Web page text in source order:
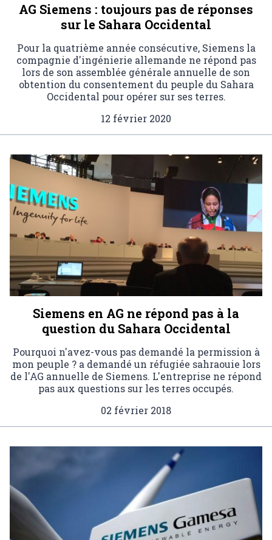
AG Siemens : toujours pas de réponses
sur le Sahara Occidental
Pour la quatrième année consécutive, Siemens la
compagnie d'ingénierie allemande ne répond pas
lors de son assemblée générale annuelle de son
obtention du consentement du peuple du Sahara
Occidental pour opérer sur ses terres.
12 février 2020
Siemens en AG ne répond pas à la
question du Sahara Occidental
Pourquoi n'avez-vous pas demandé la permission à
mon peuple ? a demandé un réfugiée sahraouie lors
de l'AG annuelle de Siemens. L'entreprise ne répond
pas aux questions sur les terres occupés.
02 février 2018